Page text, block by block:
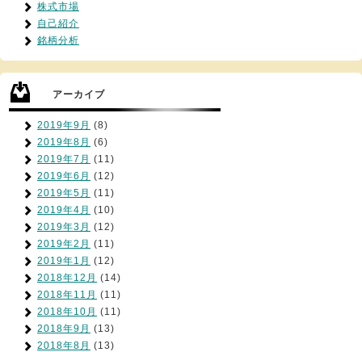
株式市場
自己紹介
銘柄分析
アーカイブ
2019年9月 (8)
2019年8月 (6)
2019年7月 (11)
2019年6月 (12)
2019年5月 (11)
2019年4月 (10)
2019年3月 (12)
2019年2月 (11)
2019年1月 (12)
2018年12月 (14)
2018年11月 (11)
2018年10月 (11)
2018年9月 (13)
2018年8月 (13)